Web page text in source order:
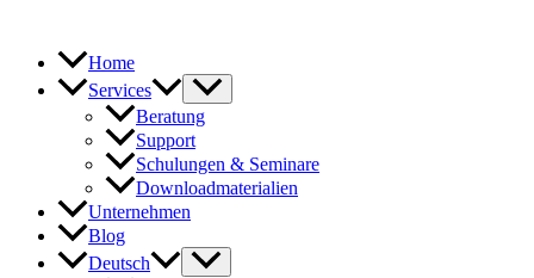
springen
Home
Services
Beratung
Support
Schulungen & Seminare
Downloadmaterialien
Unternehmen
Blog
Deutsch